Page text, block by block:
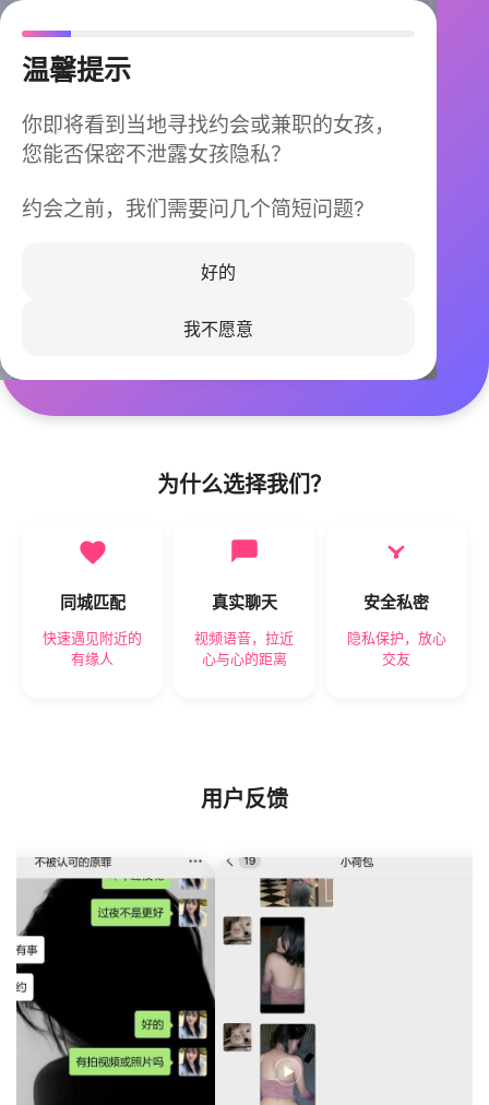
温馨提示
你即将看到当地寻找约会或兼职的女孩，
您能否保密不泄露女孩隐私？
约会之前，我们需要问几个简短问题?
好的
我不愿意
今晚不再孤单
同城快速匹配，马上认识身边的TA
立即下载
为什么选择我们？
同城匹配
快速遇见附近的
有缘人
真实聊天
视频语音，拉近
心与心的距离
安全私密
隐私保护，放心
交友
用户反馈